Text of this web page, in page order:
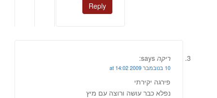
Reply
ריקה says:
10 בנובמבר 2009 at 14:02
פירגה יקירתי
נפלא כבר עושה ורוצה עם מיץ